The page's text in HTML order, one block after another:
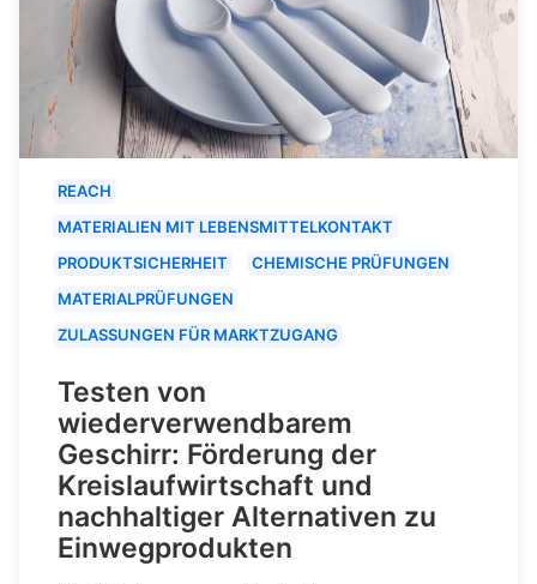
REACH
MATERIALIEN MIT LEBENSMITTELKONTAKT
PRODUKTSICHERHEIT
CHEMISCHE PRÜFUNGEN
MATERIALPRÜFUNGEN
ZULASSUNGEN FÜR MARKTZUGANG
Testen von
wiederverwendbarem
Geschirr: Förderung der
Kreislaufwirtschaft und
nachhaltiger Alternativen zu
Einwegprodukten